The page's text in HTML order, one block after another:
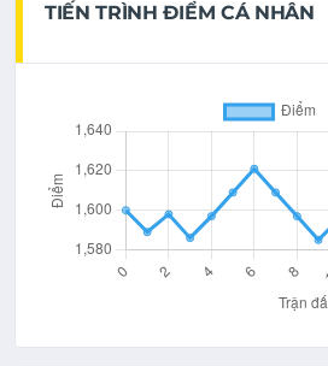
TIẾN TRÌNH ĐIỂM CÁ NHÂN